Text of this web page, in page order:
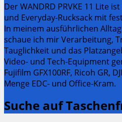
Der WANDRD PRVKE 11 Lite
und Everyday-Rucksack mit
In meinem ausführlichen
schaue ich mir Verarbeitung,
Tauglichkeit und das
Video- und Tech-Equipment
Fujifilm GFX100RF, Ricoh GR,
Menge EDC- und Office-Kram.
Suche auf